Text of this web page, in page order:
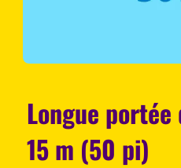
Longue
15 m (50 pi)